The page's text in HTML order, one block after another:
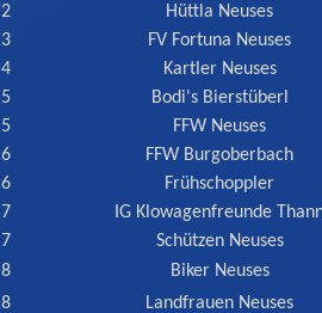
2
Hüttla Neuses
3
FV Fortuna Neuses
4
Kartler Neuses
5
Bodi's Bierstüberl
5
FFW Neuses
6
FFW Burgoberbach
6
Frühschoppler
7
IG Klowagenfreunde
7
Schützen Neuses
8
Biker Neuses
8
Landfrauen Neuses